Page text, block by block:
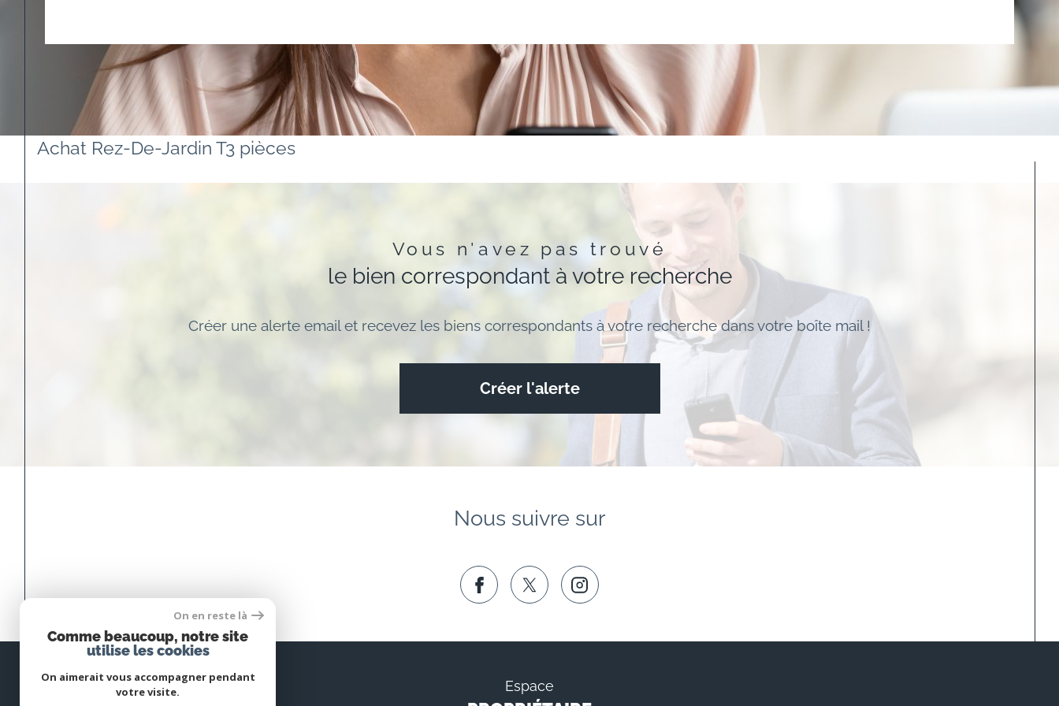
Achat Rez-De-Jardin T3 pièces
Vous n'avez pas trouvé
le bien correspondant à votre recherche
Créer une alerte email et recevez les biens correspondants à votre recherche dans votre boîte mail !
Créer l'alerte
Nous suivre sur
Espace
On en reste là
Comme beaucoup, notre site
utilise les cookies
On aimerait vous accompagner pendant
votre visite.